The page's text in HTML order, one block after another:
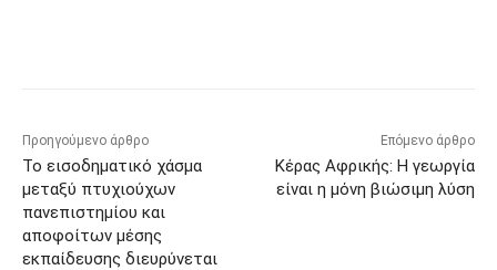
Προηγούμενο άρθρο
Το εισοδηματικό χάσμα
μεταξύ πτυχιούχων
πανεπιστημίου και
αποφοίτων μέσης
εκπαίδευσης διευρύνεται
Επόμενο άρθρο
Κέρας Αφρικής: Η γεωργία
είναι η μόνη βιώσιμη λύση